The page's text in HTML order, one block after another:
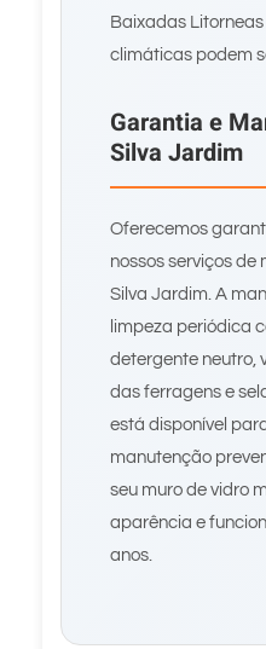
Baixadas
climáticas podem
Garantia e
Silva Jardim
Oferecemos
nossos serviços de
Silva Jardim. A
limpeza periódica
detergente neutro,
das ferragens e
está disponível
manutenção
seu muro de vidro
aparência e
anos.